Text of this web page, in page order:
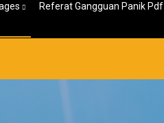
Referat Gangguan Panik Pdf